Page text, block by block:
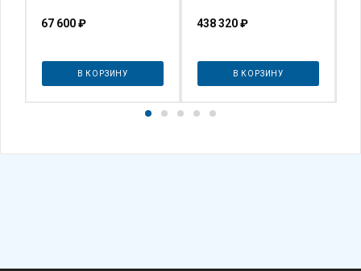
67 600₽
В КОРЗИНУ
438 320₽
В КОРЗИНУ